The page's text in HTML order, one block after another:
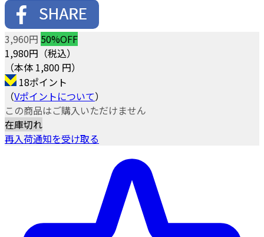
3,960円 50%OFF
1,980円（税込）
（本体 1,800 円）
18ポイント
（Vポイントについて）
この商品はご購入いただけません
在庫切れ
再入荷通知を受け取る